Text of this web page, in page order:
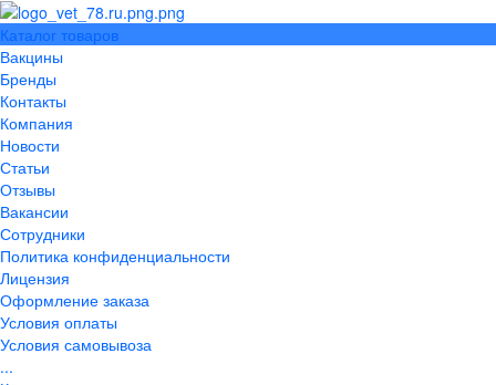
Каталог товаров
Вакцины
Бренды
Контакты
Компания
Новости
Статьи
Отзывы
Вакансии
Сотрудники
Политика конфиденциальности
Лицензия
Оформление заказа
Условия оплаты
Условия самовывоза
...